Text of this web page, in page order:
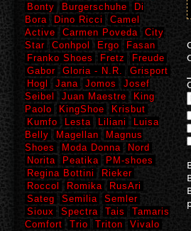
Bonty
Burgerschuhe
Di
Bora
Dino Ricci
Camel
Active
Carmen Poveda
City
Star
Conhpol Ergo
Fasan
Franko Shoes
Fretz
Freude
Gabor
Gloria - N.R.
Grisport
Hogl
Jana Jomos
Josef
Seibel
Juan Maestre
King
Paolo
KingShoe
Krisbut
Kumfo
Lesta Liliani
Luisa
Belly
Magellan
Magnus
Shoes
Moda Donna
Nord
Norita
Peatika
PM-shoes
Regina Bottini
Rieker
Roccol
Romika
RusAri
Sateg
Semilia
Semler
Sioux
Spectra Tais
Tamaris
Comfort
Trio Triton
Vivalo